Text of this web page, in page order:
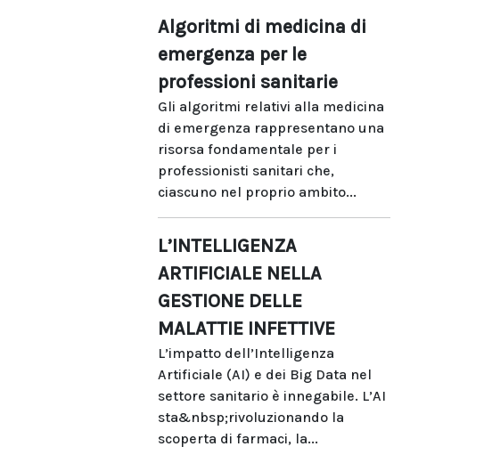
Algoritmi di medicina di
emergenza per le
professioni sanitarie
Gli algoritmi relativi alla medicina
di emergenza rappresentano una
risorsa fondamentale per i
professionisti sanitari che,
ciascuno nel proprio ambito...
L’INTELLIGENZA
ARTIFICIALE NELLA
GESTIONE DELLE
MALATTIE INFETTIVE
L’impatto dell’Intelligenza
Artificiale (AI) e dei Big Data nel
settore sanitario è innegabile. L’AI
sta&nbsp;rivoluzionando la
scoperta di farmaci, la...